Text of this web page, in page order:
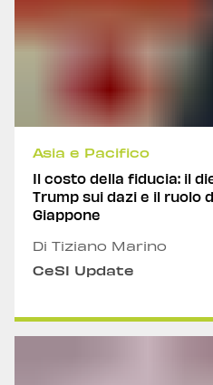
Asia e Pacifico
Il costo della fiducia: il
Trump sui dazi e il ruolo
Giappone
Di Tiziano Marino
CeSI Update